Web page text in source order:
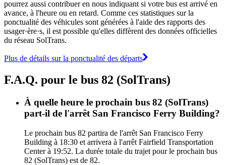
pourrez aussi contribuer en nous indiquant si votre bus est arrivé en
avance, à l'heure ou en retard. Comme ces statistiques sur la
ponctualité des véhicules sont générées à l'aide des rapports des
usager·ère·s, il est possible qu'elles diffèrent des données officielles
du réseau SolTrans.
Plus de détails sur la ponctualité des départs
F.A.Q. pour le bus 82 (SolTrans)
À quelle heure le prochain bus 82 (SolTrans)
part-il de l'arrêt San Francisco Ferry Building?
Le prochain bus 82 partira de l'arrêt San Francisco Ferry
Building à 18:30 et arrivera à l'arrêt Fairfield Transportation
Center à 19:52. La durée totale du trajet pour le prochain bus
82 (SolTrans) est de 82.